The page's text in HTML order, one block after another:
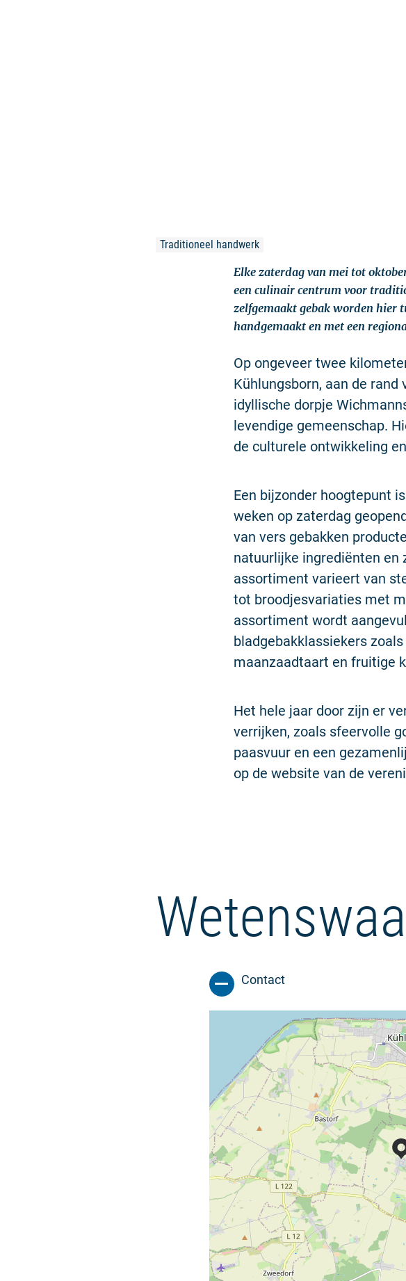
Traditioneel handwerk
Elke zaterdag van mei tot
een culinair centrum voor
zelfgemaakt gebak worden hier
handgemaakt en met een
Op ongeveer twee
Kühlungsborn, aan de
idyllische dorpje
levendige gemeenschap.
de culturele ontwikkeling
Een bijzonder hoogtepunt
weken op zaterdag
van vers gebakken
natuurlijke ingrediënten en
assortiment varieert van
tot broodjesvariaties met
assortiment wordt
bladgebakklassiekers
maanzaadtaart en fruitige
Het hele jaar door zijn er
verrijken, zoals sfeervolle
paasvuur en een
op de website van de
Contact